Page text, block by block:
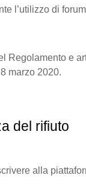
di
Regolamento
marzo 2020.
del rifiuto
alla